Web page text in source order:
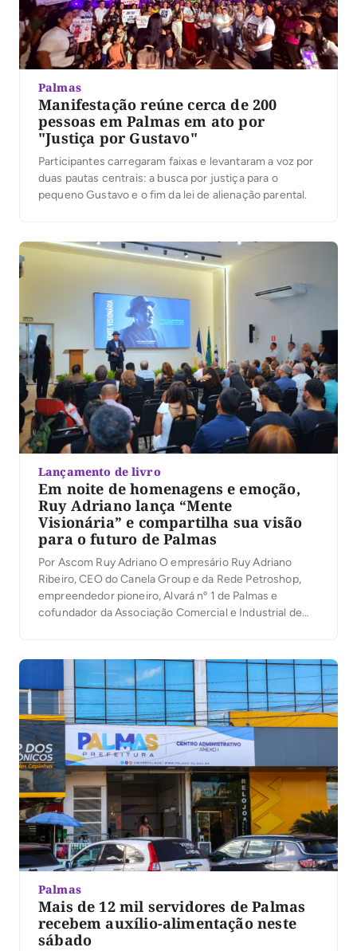
Palmas
Manifestação reúne cerca de 200
pessoas em Palmas em ato por
"Justiça por Gustavo"
Participantes carregaram faixas e levantaram a voz por
duas pautas centrais: a busca por justiça para o
pequeno Gustavo e o fim da lei de alienação parental.
Lançamento de livro
Em noite de homenagens e emoção,
Ruy Adriano lança “Mente
Visionária” e compartilha sua visão
para o futuro de Palmas
Por Ascom Ruy Adriano O empresário Ruy Adriano
Ribeiro, CEO do Canela Group e da Rede Petroshop,
empreendedor pioneiro, Alvará nº 1 de Palmas e
cofundador da Associação Comercial e Industrial de
solenidade de inauguração do novo auditório da
entidade. […]
Palmas
Mais de 12 mil servidores de Palmas
recebem auxílio-alimentação neste
sábado